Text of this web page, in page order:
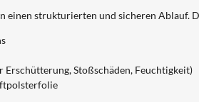
einen strukturierten und sicheren Ablauf.
Erschütterung, Stoßschäden, Feuchtigkeit)